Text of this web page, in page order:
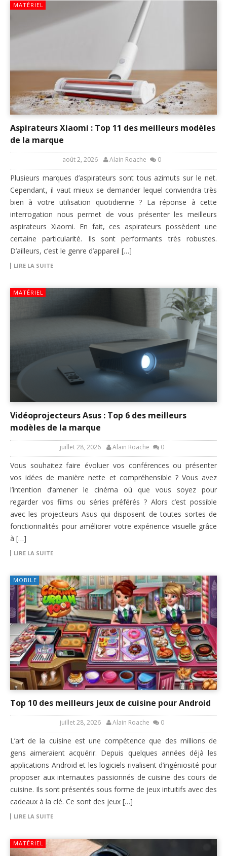
MATÉRIEL
Aspirateurs Xiaomi : Top 11 des meilleurs modèles
de la marque
août 2, 2026 Alain Roache 0
Plusieurs marques d’aspirateurs sont tous azimuts sur le net.
Cependant, il vaut mieux se demander lequel conviendra très
bien à votre utilisation quotidienne ? La réponse à cette
interrogation nous permet de vous présenter les meilleurs
aspirateurs Xiaomi. En fait, ces aspirateurs possèdent une
certaine particularité. Ils sont performants très robustes.
D’ailleurs, c’est le genre d’appareil […]
LIRE LA SUITE
MATÉRIEL
Vidéoprojecteurs Asus : Top 6 des meilleurs
modèles de la marque
juillet 28, 2026 Alain Roache 0
Vous souhaitez faire évoluer vos conférences ou présenter
vos idées de manière nette et compréhensible ? Vous avez
l’intention d’amener le cinéma où que vous soyez pour
regarder vos films ou séries préférés ? Alors c’est possible
avec les projecteurs Asus qui disposent de toutes sortes de
fonctionnalités pour améliorer votre expérience visuelle grâce
à […]
LIRE LA SUITE
MOBILE
Top 10 des meilleurs jeux de cuisine pour Android
juillet 28, 2026 Alain Roache 0
L’art de la cuisine est une compétence que des millions de
gens aimeraient acquérir. Depuis quelques années déjà les
applications Android et les logiciels rivalisent d’ingéniosité pour
proposer aux internautes passionnés de cuisine des cours de
cuisine. Ils sont présentés sous forme de jeux intuitifs avec des
cadeaux à la clé. Ce sont des jeux […]
LIRE LA SUITE
MATÉRIEL